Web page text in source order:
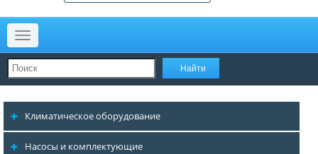
Меню
Климатическое оборудование
Насосы и комплектующие